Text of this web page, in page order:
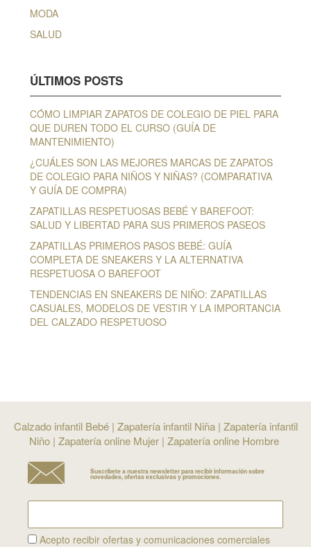
MODA
SALUD
ÚLTIMOS POSTS
CÓMO LIMPIAR ZAPATOS DE COLEGIO DE PIEL PARA
QUE DUREN TODO EL CURSO (GUÍA DE
MANTENIMIENTO)
¿CUÁLES SON LAS MEJORES MARCAS DE ZAPATOS
DE COLEGIO PARA NIÑOS Y NIÑAS? (COMPARATIVA
Y GUÍA DE COMPRA)
ZAPATILLAS RESPETUOSAS BEBÉ Y BAREFOOT:
SALUD Y LIBERTAD PARA SUS PRIMEROS PASEOS
ZAPATILLAS PRIMEROS PASOS BEBÉ: GUÍA
COMPLETA DE SNEAKERS Y LA ALTERNATIVA
RESPETUOSA O BAREFOOT
TENDENCIAS EN SNEAKERS DE NIÑO: ZAPATILLAS
CASUALES, MODELOS DE VESTIR Y LA IMPORTANCIA
DEL CALZADO RESPETUOSO
Calzado infantil Bebé| Zapatería infantil Niña| Zapatería infantil
Niño | Zapatería online Mujer | Zapatería online Hombre
Suscríbete a nuestra newsletter para recibir información sobre
novedades, ofertas exclusivas y promociones.
Acepto recibir ofertas y comunicaciones comerciales